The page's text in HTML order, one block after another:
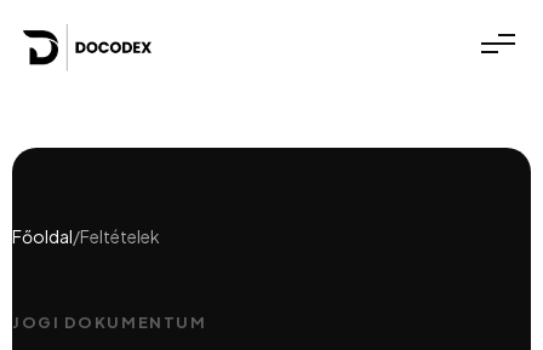
Főoldal/Feltételek
JOGI DOKUMENTUM